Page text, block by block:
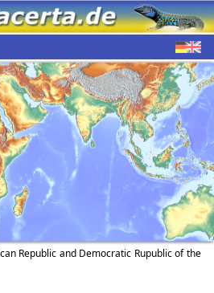
Republic and Democratic Rupublic of the